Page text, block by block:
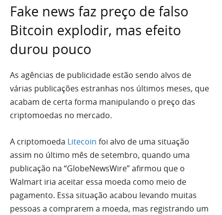
Fake news faz preço de falso
Bitcoin explodir, mas efeito
durou pouco
As agências de publicidade estão sendo alvos de
várias publicações estranhas nos últimos meses, que
acabam de certa forma manipulando o preço das
criptomoedas no mercado.
A criptomoeda Litecoin foi alvo de uma situação
assim no último mês de setembro, quando uma
publicação na “GlobeNewsWire” afirmou que o
Walmart iria aceitar essa moeda como meio de
pagamento. Essa situação acabou levando muitas
pessoas a comprarem a moeda, mas registrando um